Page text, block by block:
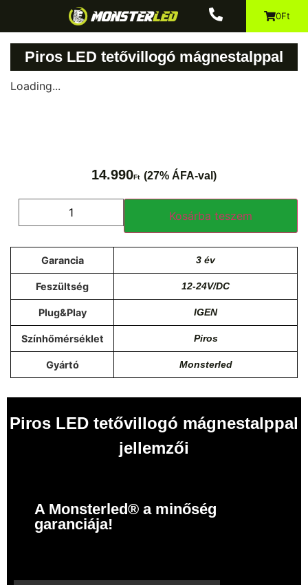
0Ft
Piros LED tetővillogó mágnestalppal
Loading...
14.990Ft (27% ÁFA-val)
Kosárba teszem
Garancia 3 év
Feszültség 12-24V/DC
Plug&Play IGEN
Színhőmérséklet Piros
Gyártó Monsterled
Piros LED tetővillogó mágnestalppal
jellemzői
A Monsterled® a minőség
garanciája!